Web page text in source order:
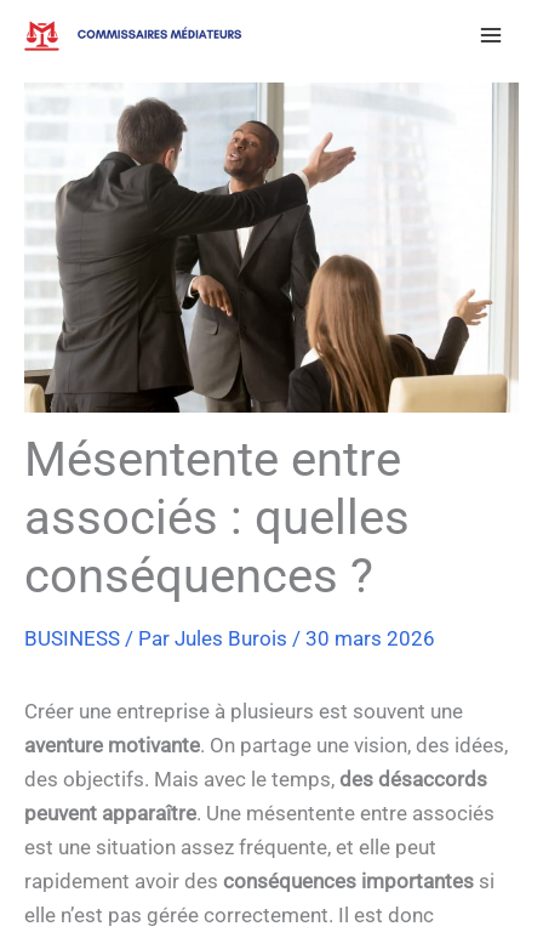
Aller
Mésentente entre
associés : quelles
conséquences ?
BUSINESS / Par Jules Burois / 30 mars 2026
Créer une entreprise à plusieurs est souvent une
aventure motivante. On partage une vision, des idées,
des objectifs. Mais avec le temps, des désaccords
peuvent apparaître. Une mésentente entre associés
est une situation assez fréquente, et elle peut
rapidement avoir des conséquences importantes si
elle n’est pas gérée correctement. Il est donc